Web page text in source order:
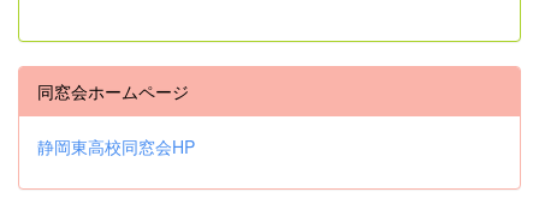
同窓会ホームページ
静岡東高校同窓会HP